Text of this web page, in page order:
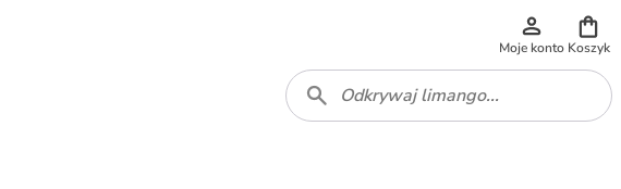
Moje konto Koszyk